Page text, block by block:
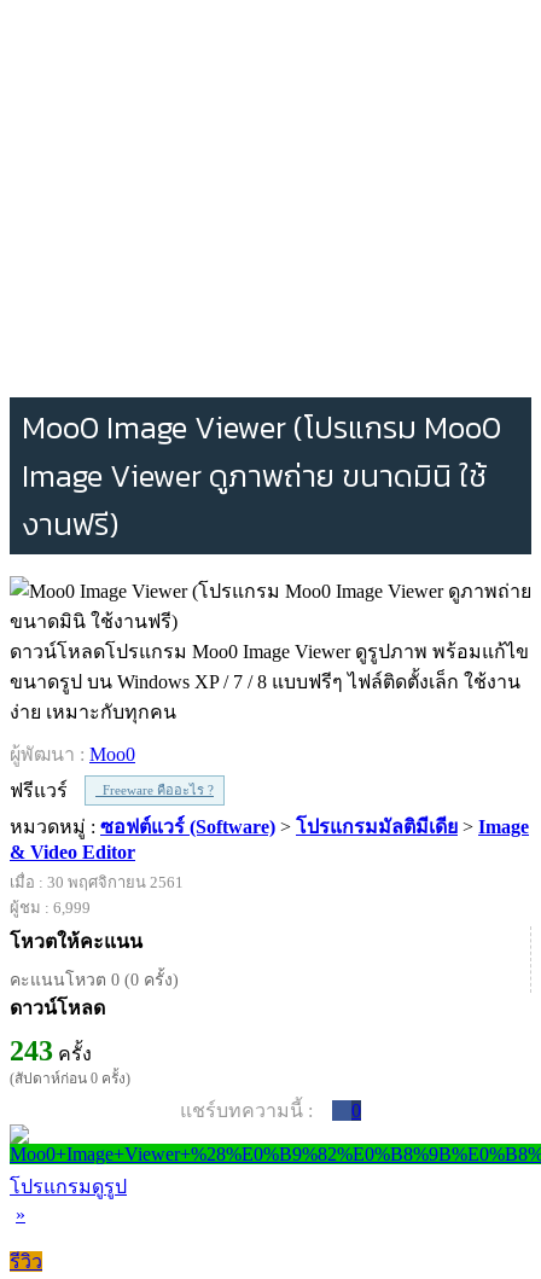
Moo0 Image Viewer (โปรแกรม Moo0
Image Viewer ดูภาพถ่าย ขนาดมินิ ใช้
งานฟรี)
ดาวน์โหลดโปรแกรม Moo0 Image Viewer ดูรูปภาพ พร้อมแก้ไข
ขนาดรูป บน Windows XP / 7 / 8 แบบฟรีๆ ไฟล์ติดตั้งเล็ก ใช้งาน
ง่าย เหมาะกับทุกคน
ผู้พัฒนา : Moo0
ฟรีแวร์
Freeware คืออะไร ?
หมวดหมู่ : ซอฟต์แวร์ (Software) > โปรแกรมมัลติมีเดีย > Image
& Video Editor
เมื่อ : 30 พฤศจิกายน 2561
ผู้ชม : 6,999
โหวตให้คะแนน
คะแนนโหวต 0 (0 ครั้ง)
ดาวน์โหลด
243 ครั้ง
(สัปดาห์ก่อน 0 ครั้ง)
แชร์บทความนี้ : 0
โปรแกรมดูรูป
»
รีวิว